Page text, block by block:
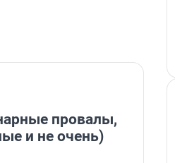
провалы,
и не очень)